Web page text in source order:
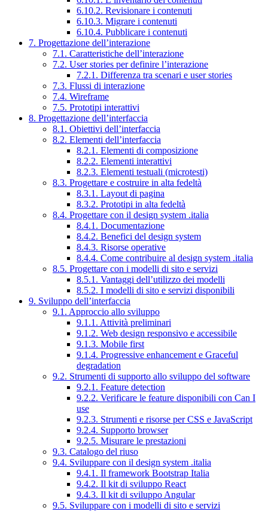
6.10.2. Revisionare i contenuti
6.10.3. Migrare i contenuti
6.10.4. Pubblicare i contenuti
7. Progettazione dell’interazione
7.1. Caratteristiche dell’interazione
7.2. User stories per definire l’interazione
7.2.1. Differenza tra scenari e user stories
7.3. Flussi di interazione
7.4. Wireframe
7.5. Prototipi interattivi
8. Progettazione dell’interfaccia
8.1. Obiettivi dell’interfaccia
8.2. Elementi dell’interfaccia
8.2.1. Elementi di composizione
8.2.2. Elementi interattivi
8.2.3. Elementi testuali (microtesti)
8.3. Progettare e costruire in alta fedeltà
8.3.1. Layout di pagina
8.3.2. Prototipi in alta fedeltà
8.4. Progettare con il design system .italia
8.4.1. Documentazione
8.4.2. Benefici del design system
8.4.3. Risorse operative
8.4.4. Come contribuire al design system .italia
8.5. Progettare con i modelli di sito e servizi
8.5.1. Vantaggi dell’utilizzo dei modelli
8.5.2. I modelli di sito e servizi disponibili
9. Sviluppo dell’interfaccia
9.1. Approccio allo sviluppo
9.1.1. Attività preliminari
9.1.2. Web design responsivo e accessibile
9.1.3. Mobile first
9.1.4. Progressive enhancement e Graceful
degradation
9.2. Strumenti di supporto allo sviluppo del software
9.2.1. Feature detection
9.2.2. Verificare le feature disponibili con Can I
use
9.2.3. Strumenti e risorse per CSS e JavaScript
9.2.4. Supporto browser
9.2.5. Misurare le prestazioni
9.3. Catalogo del riuso
9.4. Sviluppare con il design system .italia
9.4.1. Il framework Bootstrap Italia
9.4.2. Il kit di sviluppo React
9.4.3. Il kit di sviluppo Angular
9.5. Sviluppare con i modelli di sito e servizi